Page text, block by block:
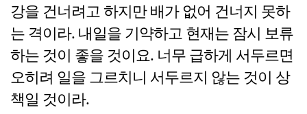
강을 건너려고 하지만 배가 없어 건너지 못하
는 격이라. 내일을 기약하고 현재는 잠시 보류
하는 것이 좋을 것이요. 너무 급하게 서두르면
오히려 일을 그르치니 서두르지 않는 것이 상
책일 것이라.